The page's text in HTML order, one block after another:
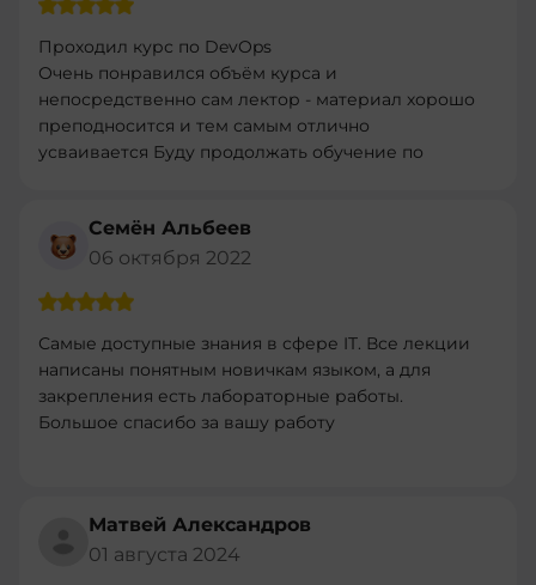
Проходил курс по DevOps
Очень понравился объём курса и
непосредственно сам лектор - материал хорошо
преподносится и тем самым отлично
усваивается Буду продолжать обучение по
Семён Альбеев
06 октября 2022
Самые доступные знания в сфере IT. Все лекции
написаны понятным новичкам языком, а для
закрепления есть лабораторные работы.
Большое спасибо за вашу работу
Матвей Александров
01 августа 2024